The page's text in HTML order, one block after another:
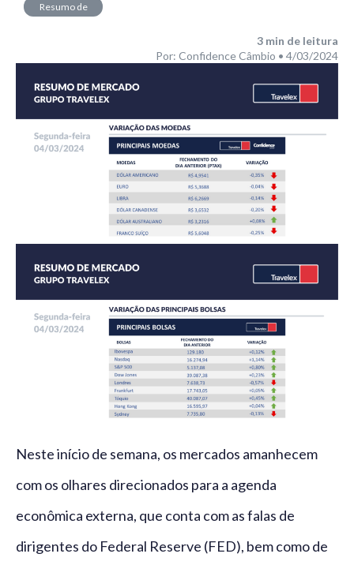
Resumo de
3 min de leitura
Por: Confidence Câmbio • 4/03/2024
Neste início de semana, os mercados amanhecem
com os olhares direcionados para a agenda
econômica externa, que conta com as falas de
dirigentes do Federal Reserve (FED), bem como de